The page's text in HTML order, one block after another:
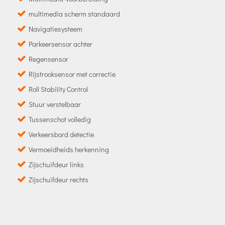
multimedia scherm standaard
Navigatiesysteem
Parkeersensor achter
Regensensor
Rijstrooksensor met correctie
Roll Stability Control
Stuur verstelbaar
Tussenschot volledig
Verkeersbord detectie
Vermoeidheids herkenning
Zijschuifdeur links
Zijschuifdeur rechts